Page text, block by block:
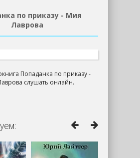
по приказу - Мия
Лаврова
Попаданка по приказу -
слушать онлайн.